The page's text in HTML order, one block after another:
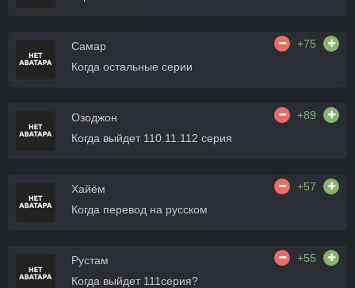
Самар
+75
Когда остальные серии
Озоджон
+89
Когда выйдет 110.11.112 серия
Хайём
+57
Когда перевод на русском
Рустам
+55
Когда выйдет 111серия?